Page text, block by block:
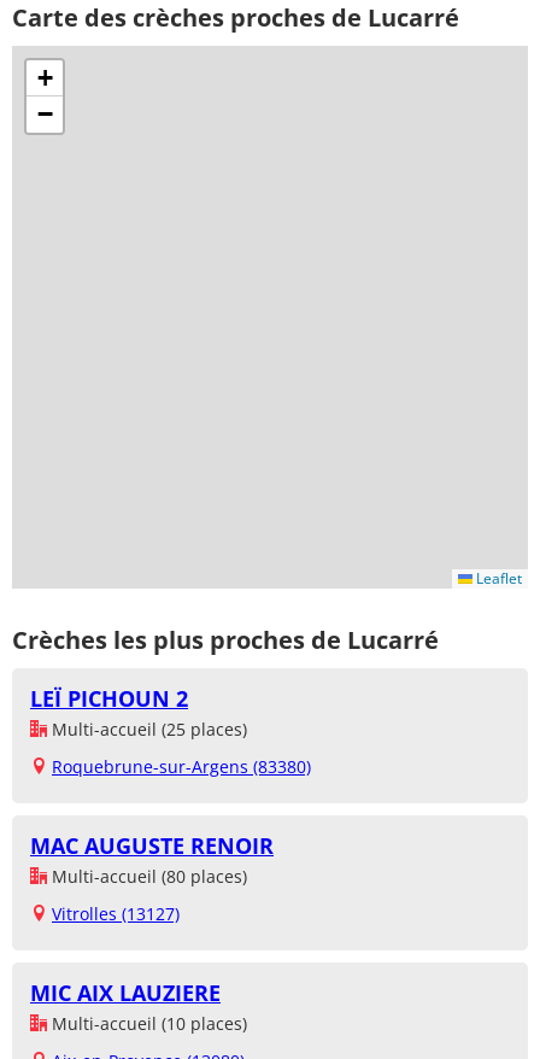
Carte des crèches proches de Lucarré
+
−
Leaflet
Crèches les plus proches de Lucarré
LEÏ PICHOUN 2
Multi-accueil (25 places)
Roquebrune-sur-Argens (83380)
MAC AUGUSTE RENOIR
Multi-accueil (80 places)
Vitrolles (13127)
MIC AIX LAUZIERE
Multi-accueil (10 places)